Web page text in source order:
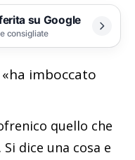
su Google
consigliate
imboccato
quello che
dice una cosa e